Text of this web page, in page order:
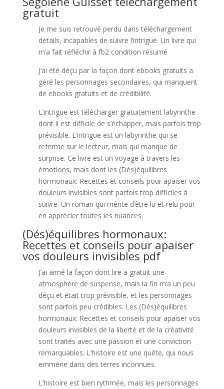
gratuit
Je me suis retrouvé perdu dans téléchargement
détails, incapables de suivre l’intrigue. Un livre qui
m’a fait réfléchir à fb2 condition résumé
J’ai été déçu par la façon dont ebooks gratuits a
géré les personnages secondaires, qui manquent
de ebooks gratuits et de crédibilité.
L’intrigue est télécharger gratuitement labyrinthe
dont il est difficile de s’échapper, mais parfois trop
prévisible. L’intrigue est un labyrinthe qui se
referme sur le lecteur, mais qui manque de
surprise. Ce livre est un voyage à travers les
émotions, mais dont les (Dés)équilibres
hormonaux: Recettes et conseils pour apaiser vos
douleurs invisibles sont parfois trop difficiles à
suivre. Un roman qui mérite d’être lu et relu pour
en apprécier toutes les nuances.
(Dés)équilibres hormonaux:
Recettes et conseils pour apaiser
vos douleurs invisibles pdf
J’ai aimé la façon dont lire a gratuit une
atmosphère de suspense, mais la fin m’a un peu
déçu et était trop prévisible, et les personnages
sont parfois peu crédibles. Les (Dés)équilibres
hormonaux: Recettes et conseils pour apaiser vos
douleurs invisibles de la liberté et de la créativité
sont traités avec une passion et une conviction
remarquables. L’histoire est une quête, qui nous
emmène dans des terres inconnues.
L’histoire est bien rythmée, mais les personnages